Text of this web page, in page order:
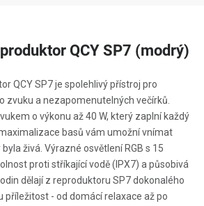
QCY SP7 (modrý)
QCY SP7 je spolehlivý přístroj pro
zvuku a nezapomenutelných večírků.
o výkonu až 40 W, který zaplní každý
basů vám umožní vnímat
živá. Výrazné osvětlení RGB s 15
proti stříkající vodě (IPX7) a působivá
dělají z reproduktoru SP7 dokonalého
příležitost - od domácí relaxace až po